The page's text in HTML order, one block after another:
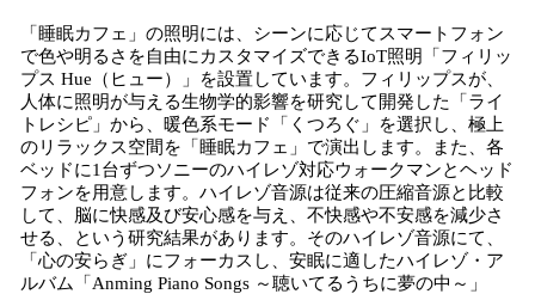
「睡眠カフェ」の照明には、シーンに応じてスマートフォン
で色や明るさを自由にカスタマイズできるIoT照明「フィリッ
プス Hue（ヒュー）」を設置しています。フィリップスが、
人体に照明が与える生物学的影響を研究して開発した「ライ
トレシピ」から、暖色系モード「くつろぐ」を選択し、極上
のリラックス空間を「睡眠カフェ」で演出します。また、各
ベッドに1台ずつソニーのハイレゾ対応ウォークマンとヘッド
フォンを用意します。ハイレゾ音源は従来の圧縮音源と比較
して、脳に快感及び安心感を与え、不快感や不安感を減少さ
せる、という研究結果があります。そのハイレゾ音源にて、
「心の安らぎ」にフォーカスし、安眠に適したハイレゾ・ア
ルバム「Anming Piano Songs ～聴いてるうちに夢の中～」